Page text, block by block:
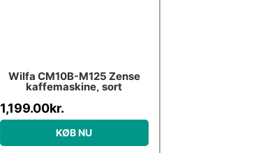
Wilfa CM10B-M125 Zense
kaffemaskine, sort
1,199.00kr.
KØB NU